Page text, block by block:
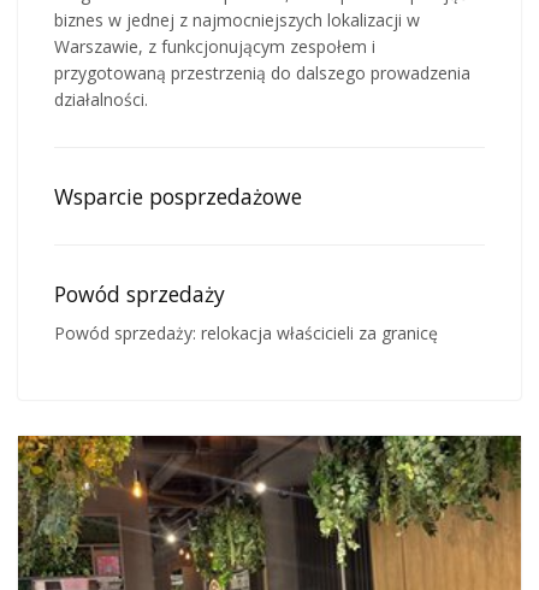
biznes w jednej z najmocniejszych lokalizacji w
Warszawie, z funkcjonującym zespołem i
przygotowaną przestrzenią do dalszego prowadzenia
działalności.
Wsparcie posprzedażowe
Powód sprzedaży
Powód sprzedaży: relokacja właścicieli za granicę